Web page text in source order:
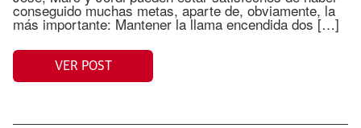
conseguido muchas metas, aparte de, obviamente, la
más importante: Mantener la llama encendida dos […]
VER POST